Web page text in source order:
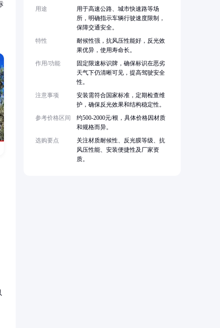
用途
用于高速公路、城市快速路等场
所，明确指示车辆行驶速度限制，
保障交通安全。
特性
耐候性强，抗风压性能好，反光效
果优异，使用寿命长。
作用/功能
固定限速标识牌，确保标识在恶劣
天气下仍清晰可见，提高驾驶安全
性。
注意事项
安装需符合国家标准，定期检查维
护，确保反光效果和结构稳定性。
参考价格区间
约500-2000元/根，具体价格因材质
和规格而异。
选购要点
关注材质耐候性、反光膜等级、抗
风压性能、安装便捷性及厂家资
质。